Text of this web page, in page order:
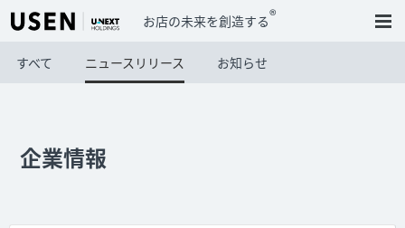
お店の未来を創造する®
すべて ニュースリリース お知らせ
企業情報